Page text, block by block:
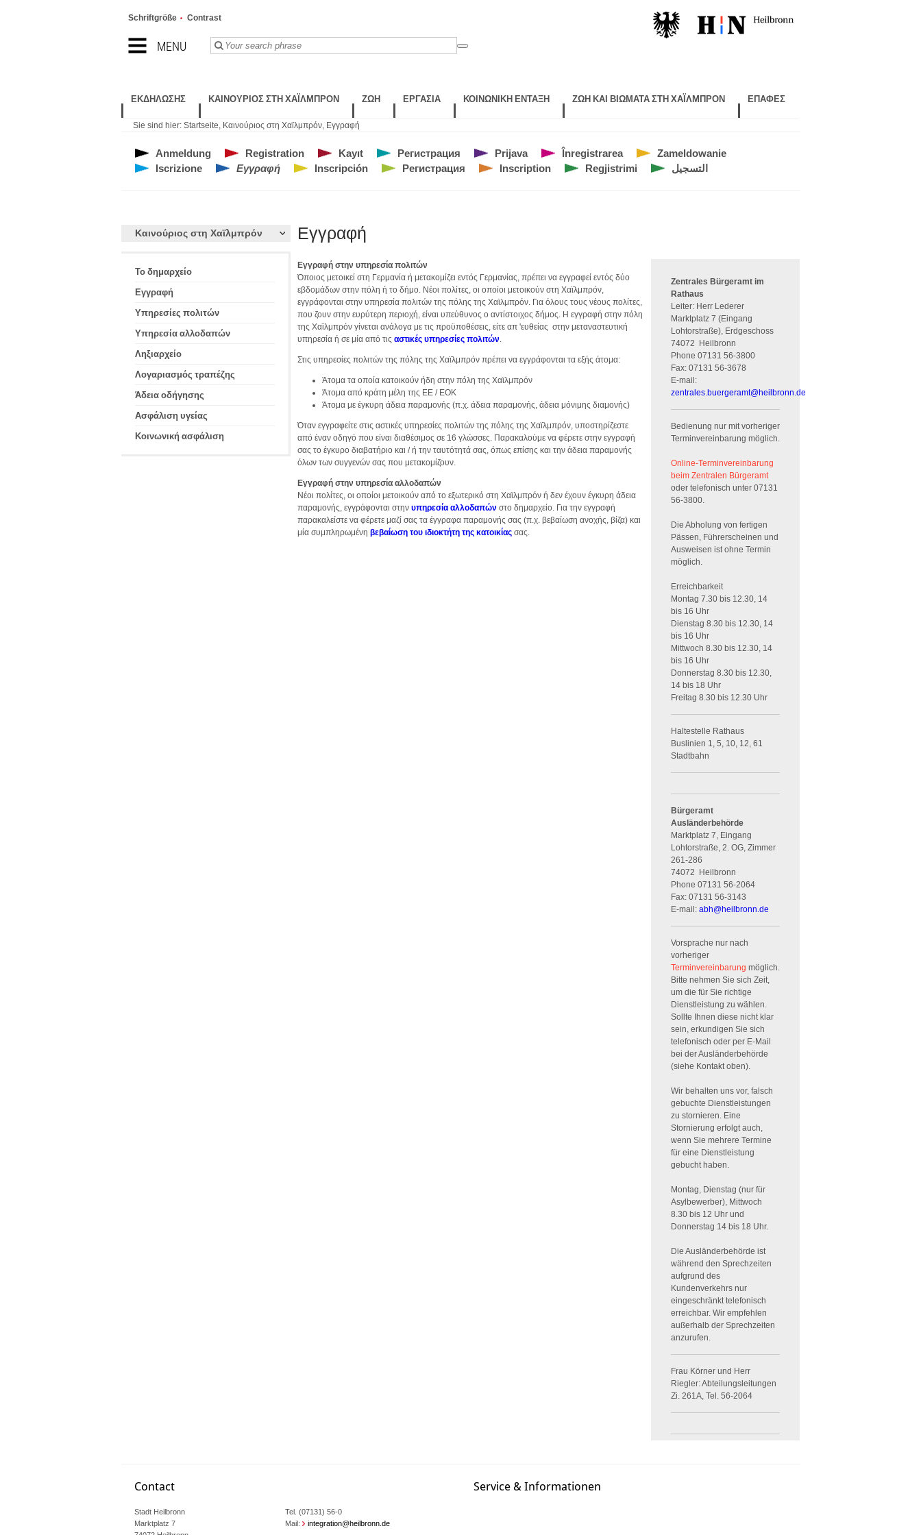
MENU
Schriftgröße Contrast
ΕΚΔΉΛΩΣΗΣ ΚΑΙΝΟΎΡΙΟΣ ΣΤΗ ΧΑΪΛΜΠΡΌΝ ΖΩΉ ΕΡΓΑΣΊΑ ΚΟΙΝΩΝΙΚΉ ΈΝΤΑΞΗ ΖΩΉ ΚΑΙ ΒΙΏΜΑΤΑ ΣΤΗ ΧΑΪΛΜΠΡΌΝ ΕΠΑΦΈΣ
Sie sind hier: Startseite, Καινούριος στη Χαϊλμπρόν, Εγγραφή
Anmeldung Registration Kayıt Регистрация Prijava Înregistrarea
Zameldowanie
Iscrizione
Εγγραφή Inscripción Регистрация Inscription Regjistrimi التسجيل
Καινούριος στη Χαϊλμπρόν
Το δημαρχείο
Εγγραφή
Υπηρεσίες πολιτών
Υπηρεσία αλλοδαπών
Ληξιαρχείο
Λογαριασμός τραπέζης
Άδεια οδήγησης
Ασφάλιση υγείας
Κοινωνική ασφάλιση
Εγγραφή
Εγγραφή στην υπηρεσία πολιτών
Όποιος μετοικεί στη Γερμανία ή μετακομίζει εντός Γερμανίας, πρέπει να εγγραφεί εντός δύο
εβδομάδων στην πόλη ή το δήμο. Νέοι πολίτες, οι οποίοι μετοικούν στη Χαϊλμπρόν,
εγγράφονται στην υπηρεσία πολιτών της πόλης της Χαϊλμπρόν. Για όλους τους νέους πολίτες,
που ζουν στην ευρύτερη περιοχή, είναι υπεύθυνος ο αντίστοιχος δήμος. Η εγγραφή στην πόλη
της Χαϊλμπρόν γίνεται ανάλογα με τις προϋποθέσεις, είτε απ 'ευθείας στην μεταναστευτική
υπηρεσία ή σε μία από τιςαστικές υπηρεσίες πολιτών.
Στις υπηρεσίες πολιτών της πόλης της Χαϊλμπρόν πρέπει να εγγράφονται τα εξής άτομα:
Άτομα τα οποία κατοικούν ήδη στην πόλη της Χαϊλμπρόν
Άτομα από κράτη μέλη της ΕΕ / ΕΟΚ
Άτομα με έγκυρη άδεια παραμονής (π.χ. άδεια παραμονής, άδεια μόνιμης διαμονής)
Όταν εγγραφείτε στις αστικές υπηρεσίες πολιτών της πόλης της Χαϊλμπρόν, υποστηρίζεστε
από έναν οδηγό που είναι διαθέσιμος σε 16 γλώσσες. Παρακαλούμε να φέρετε στην εγγραφή
σας το έγκυρο διαβατήριο και / ή την ταυτότητά σας, όπως επίσης και την άδεια παραμονής
όλων των συγγενών σας που μετακομίζουν.
Εγγραφή στην υπηρεσία αλλοδαπών
Νέοι πολίτες, οι οποίοι μετοικούν από το εξωτερικό στη Χαϊλμπρόν ή δεν έχουν έγκυρη άδεια
παραμονής, εγγράφονται στηνυπηρεσία αλλοδαπών στο δημαρχείο. Για την εγγραφή
παρακαλείστε να φέρετε μαζί σας τα έγγραφα παραμονής σας (π.χ. βεβαίωση ανοχής, βίζα) και
μία συμπληρωμένηβεβαίωση του ιδιοκτήτη της κατοικίας σας.
Zentrales Bürgeramt im
Rathaus
Leiter: Herr Lederer
Marktplatz 7 (Eingang
Lohtorstraße), Erdgeschoss
74072
Heilbronn
Phone07131 56-3800
Fax:07131 56-3678
E-mail:
zentrales.buergeramt@heilbronn.de
Bedienung nur mit vorheriger
Terminvereinbarung möglich.
Online-Terminvereinbarung
beim Zentralen Bürgeramt
oder telefonisch unter 07131
56-3800.
Die Abholung von fertigen
Pässen, Führerscheinen und
Ausweisen ist ohne Termin
möglich.
Erreichbarkeit
Montag 7.30 bis 12.30, 14
bis 16 Uhr
Dienstag 8.30 bis 12.30, 14
bis 16 Uhr
Mittwoch 8.30 bis 12.30, 14
bis 16 Uhr
Donnerstag 8.30 bis 12.30,
14 bis 18 Uhr
Freitag 8.30 bis 12.30 Uhr
Haltestelle Rathaus
Buslinien 1, 5, 10, 12, 61
Stadtbahn
Bürgeramt
Ausländerbehörde
Marktplatz 7, Eingang
Lohtorstraße, 2. OG, Zimmer
261-286
74072
Heilbronn
Phone07131 56-2064
Fax:07131 56-3143
E-mail:abh@heilbronn.de
Vorsprache nur nach
vorheriger
Terminvereinbarung möglich.
Bitte nehmen Sie sich Zeit,
um die für Sie richtige
Dienstleistung zu wählen.
Sollte Ihnen diese nicht klar
sein, erkundigen Sie sich
telefonisch oder per E-Mail
bei der Ausländerbehörde
(siehe Kontakt oben).
Wir behalten uns vor, falsch
gebuchte Dienstleistungen
zu stornieren. Eine
Stornierung erfolgt auch,
wenn Sie mehrere Termine
für eine Dienstleistung
gebucht haben.
Montag, Dienstag (nur für
Asylbewerber), Mittwoch
8.30 bis 12 Uhr und
Donnerstag 14 bis 18 Uhr.
Die Ausländerbehörde ist
während den Sprechzeiten
aufgrund des
Kundenverkehrs nur
eingeschränkt telefonisch
erreichbar. Wir empfehlen
außerhalb der Sprechzeiten
anzurufen.
Frau Körner und Herr
Riegler: Abteilungsleitungen
Zi. 261A, Tel. 56-2064
Contact
Stadt Heilbronn
Marktplatz 7
Tel. (07131) 56-0
Mail:
integration@heilbronn.de
Service & Informationen